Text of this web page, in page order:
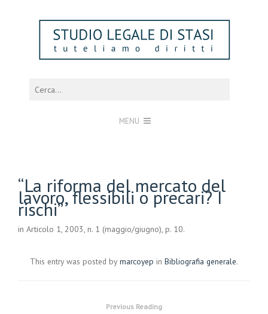
MENU
“La riforma del mercato del
lavoro, flessibili o precari? I
rischi”
in Articolo 1, 2003, n. 1 (maggio/giugno), p. 10.
This entry was posted by marcoyep in Bibliografia generale.
Previous Reading